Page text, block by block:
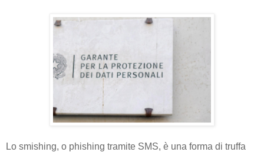
Lo smishing, o phishing tramite SMS, è una forma di truffa